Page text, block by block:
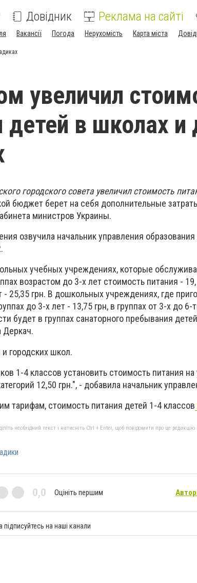
Довідник Реклама на сайті
Вакансії Погода Нерухомість Карта міста
увеличил
детей в школах и
городского совета увеличил стоимость
бюджет берет на себя дополнительные
министров Украины.
озвучила начальник управления
учебных учреждениях, которые
возрастом до 3-х лет стоимость питания -
- 25,35 грн. В дошкольных учреждениях, где
до 3-х лет - 13,75 грн, в группах от 3-х до 6-
будет в группах санаторного пребывания
Деркач.
городских школ.
1-4 классов установить стоимость питания
12,50 грн.", - добавила начальник
тарифам, стоимость питания детей 1-4 классов
необхідний текст і натисніть Ctrl + Enter, щоб повідомити про це редакцію
0,0 Оцініть першим
на наші канали